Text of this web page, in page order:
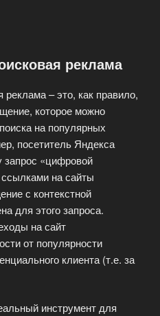
реклама
реклама – это, как правило,
которое можно
на популярных
посетитель Яндекса
запрос «цифровой
на сайты
с контекстной
для этого запроса.
на сайт
от популярности
клиента (т.е. за
инструмент для